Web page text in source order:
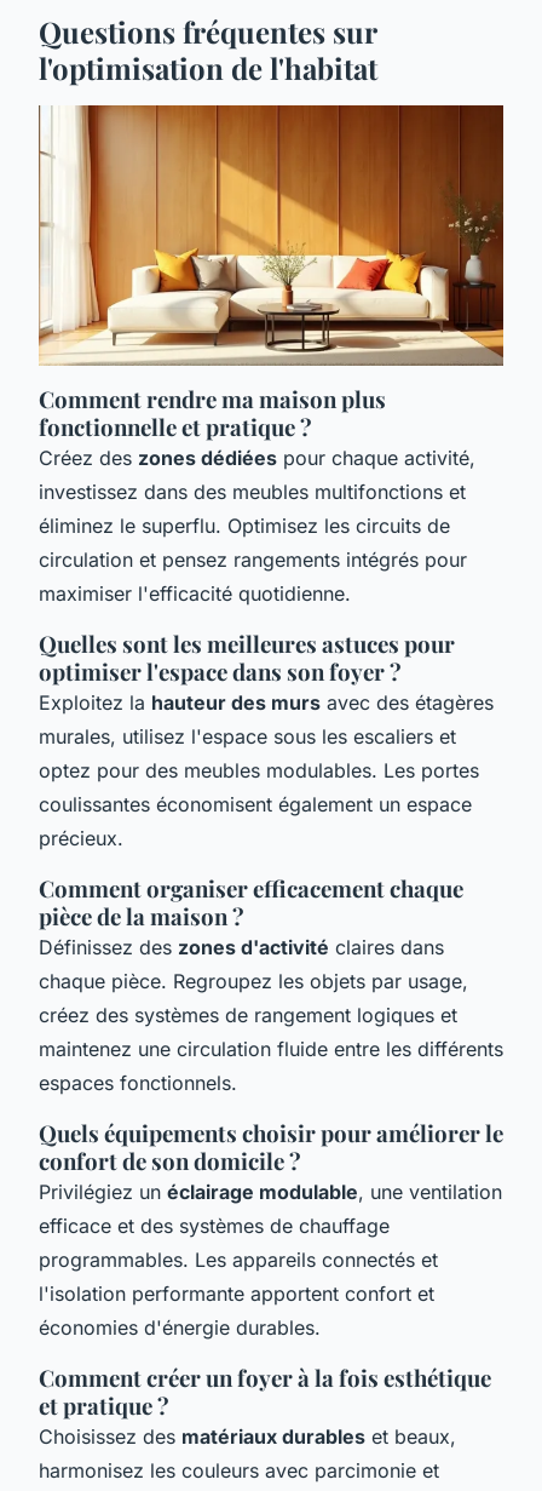
Questions fréquentes sur
l'optimisation de l'habitat
Comment rendre ma maison plus
fonctionnelle et pratique ?
Créez des zones dédiées pour chaque activité,
investissez dans des meubles multifonctions et
éliminez le superflu. Optimisez les circuits de
circulation et pensez rangements intégrés pour
maximiser l'efficacité quotidienne.
Quelles sont les meilleures astuces pour
optimiser l'espace dans son foyer ?
Exploitez la hauteur des murs avec des étagères
murales, utilisez l'espace sous les escaliers et
optez pour des meubles modulables. Les portes
coulissantes économisent également un espace
précieux.
Comment organiser efficacement chaque
pièce de la maison ?
Définissez des zones d'activité claires dans
chaque pièce. Regroupez les objets par usage,
créez des systèmes de rangement logiques et
maintenez une circulation fluide entre les différents
espaces fonctionnels.
Quels équipements choisir pour améliorer le
confort de son domicile ?
Privilégiez un éclairage modulable, une ventilation
efficace et des systèmes de chauffage
programmables. Les appareils connectés et
l'isolation performante apportent confort et
économies d'énergie durables.
Comment créer un foyer à la fois esthétique
et pratique ?
Choisissez des matériaux durables et beaux,
harmonisez les couleurs avec parcimonie et